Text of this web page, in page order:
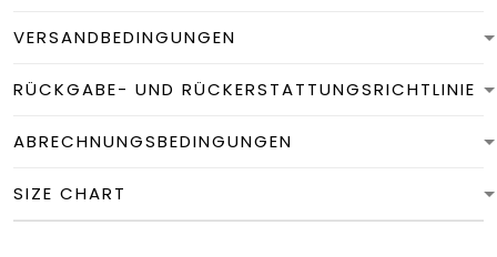
VERSANDBEDINGUNGEN
RÜCKGABE- UND RÜCKERSTATTUNGSRICHTLINIE
ABRECHNUNGSBEDINGUNGEN
SIZE CHART